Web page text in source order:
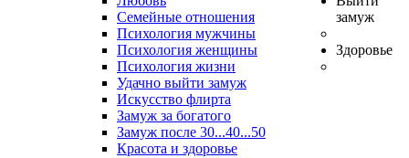
Семейные отношения
Психология мужчины
Психология женщины
Психология жизни
замуж
Удачно выйти замуж
Искусство флирта
Замуж за богатого
Замуж после 30...40...50
Здоровье
Красота и здоровье